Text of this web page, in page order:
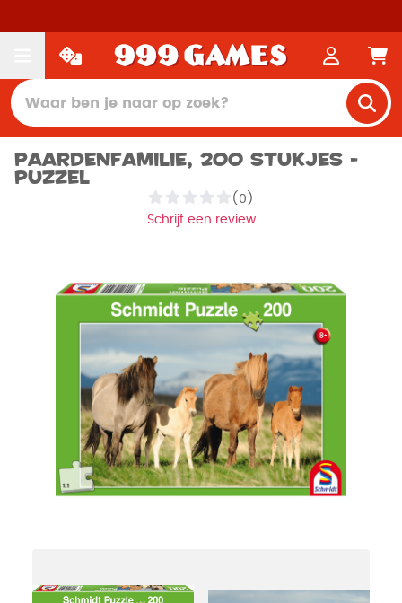
Paardenfamilie, 200 stukjes -
Puzzel
(0)
Schrijf een review